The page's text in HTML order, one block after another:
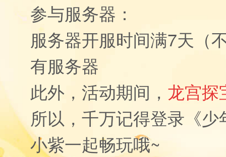
参与服务器：
服务器开服时间满7天（
有服务器
此外，活动期间， 龙宫探
所以，千万记得登录《
小紫一起畅玩哦~